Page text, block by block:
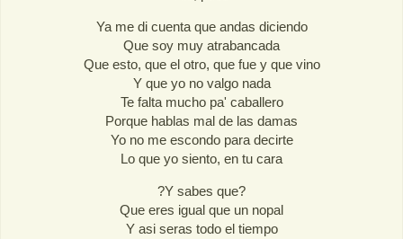
Ya me di cuenta que andas diciendo
Que soy muy atrabancada
Que esto, que el otro, que fue y que vino
Y que yo no valgo nada
Te falta mucho pa' caballero
Porque hablas mal de las damas
Yo no me escondo para decirte
Lo que yo siento, en tu cara
?Y sabes que?
Que eres igual que un nopal
Y asi seras todo el tiempo